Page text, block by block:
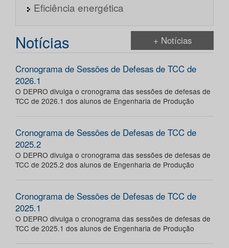
Eficiência energética
Notícias + Notícias
Cronograma de Sessões de Defesas de TCC de
2026.1
O DEPRO divulga o cronograma das sessões de defesas de
TCC de 2026.1 dos alunos de Engenharia de Produção
Cronograma de Sessões de Defesas de TCC de
2025.2
O DEPRO divulga o cronograma das sessões de defesas de
TCC de 2025.2 dos alunos de Engenharia de Produção
Cronograma de Sessões de Defesas de TCC de
2025.1
O DEPRO divulga o cronograma das sessões de defesas de
TCC de 2025.1 dos alunos de Engenharia de Produção